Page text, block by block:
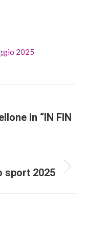
2025
in “IN FIN
sport 2025